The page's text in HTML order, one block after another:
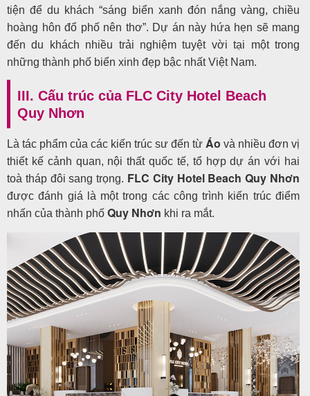
tiện để du khách “sáng biển xanh đón nắng vàng, chiều
hoàng hôn đổ phố nên thơ”. Dự án này hứa hẹn sẽ mang
đến du khách nhiều trải nghiệm tuyệt vời tại một trong
những thành phố biển xinh đẹp bậc nhất Việt Nam.
III. Cấu trúc của FLC City Hotel Beach
Quy Nhơn
Là tác phẩm của các kiến trúc sư đến từ Áo và nhiều đơn vị
thiết kế cảnh quan, nội thất quốc tế, tổ hợp dự án với hai
toà tháp đôi sang trọng. FLC City Hotel Beach Quy Nhơn
được đánh giá là một trong các công trình kiến trúc điểm
nhấn của thành phố Quy Nhơn khi ra mắt.